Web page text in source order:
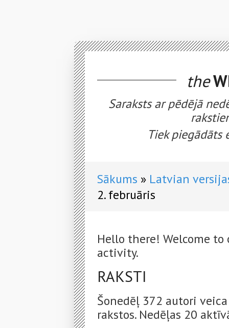
the
Saraksts ar pēdējā
Tiek piegādāts
Sākums
Latvian
2. februāris
Hello there! Welcome
activity.
RAKSTI
Šonedēļ 372 autori
rakstos. Nedēļas 20